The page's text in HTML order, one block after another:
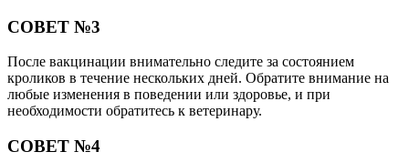
СОВЕТ №3
После вакцинации внимательно следите за состоянием
кроликов в течение нескольких дней. Обратите внимание на
любые изменения в поведении или здоровье, и при
необходимости обратитесь к ветеринару.
СОВЕТ №4